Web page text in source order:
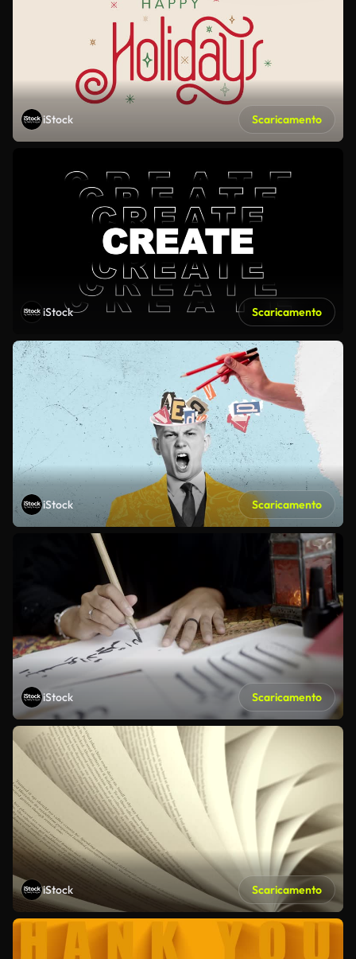
iStock Scaricamento
iStock Scaricamento
iStock Scaricamento
iStock Scaricamento
iStock Scaricamento